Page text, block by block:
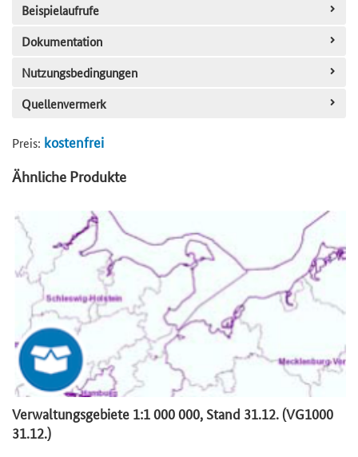
Beispielaufrufe
Dokumentation
Nutzungsbedingungen
Quellenvermerk
Preis: kostenfrei
Ähnliche Produkte
Verwaltungsgebiete 1:1 000 000, Stand 31.12. (VG1000
31.12.)